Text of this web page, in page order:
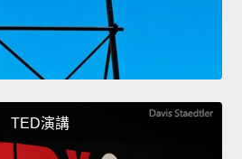
TED演講